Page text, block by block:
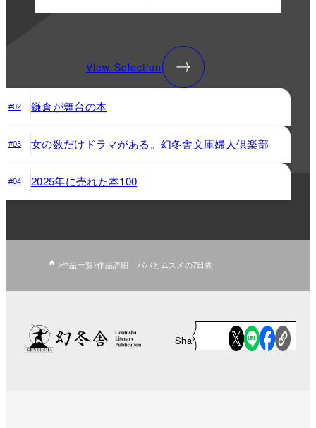
View Selection
#02 鎌倉が舞台の本
#03 女の数だけドラマがある。幻冬舎文庫婦人倶楽部
#04 2025年に売れた本100
作品一覧 作品詳細：パパとムスメの7日間
Share